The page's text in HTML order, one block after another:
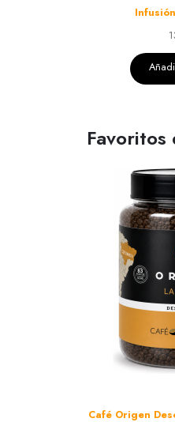
Favoritos
Café Origen